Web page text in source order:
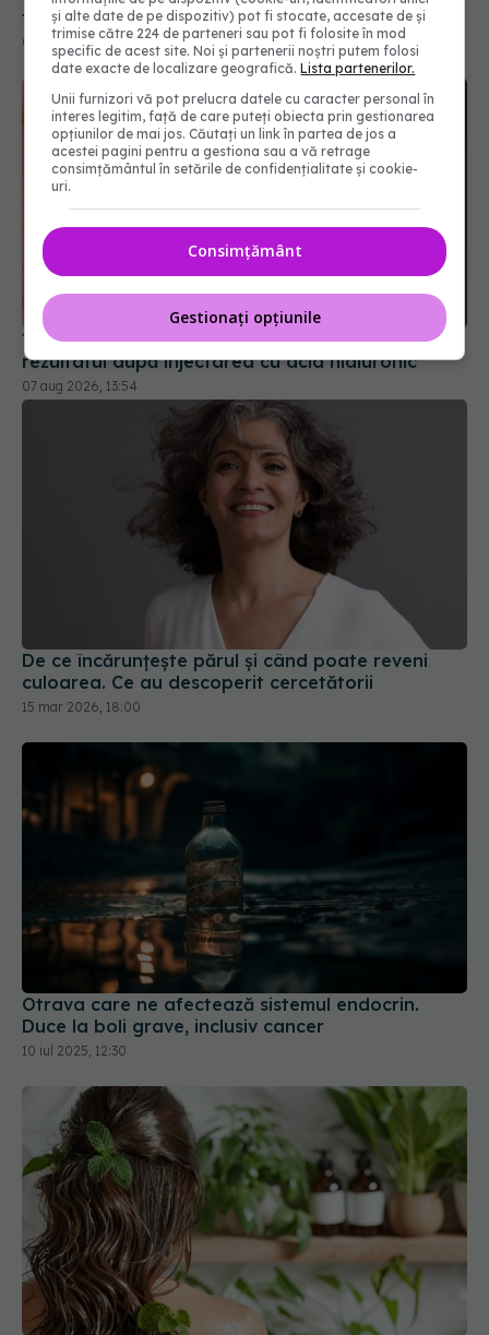
tenului
08 apr 2026, 16:34
Ți-ai mărit buzele? Cele 4 greșeli care pot strica
rezultatul după injectarea cu acid hialuronic
07 aug 2026, 13:54
De ce încărunțește părul și când poate reveni
culoarea. Ce au descoperit cercetătorii
15 mar 2026, 18:00
Otrava care ne afectează sistemul endocrin.
Duce la boli grave, inclusiv cancer
10 iul 2025, 12:30
și alte date de pe dispozitiv) pot fi stocate, accesate de și
trimise către 224 de parteneri sau pot fi folosite în mod
specific de acest site. Noi și partenerii noștri putem folosi
date exacte de localizare geografică.Lista partenerilor.
Unii furnizori vă pot prelucra datele cu caracter personal în
interes legitim, față de care puteți obiecta prin gestionarea
opțiunilor de mai jos. Căutați un link în partea de jos a
acestei pagini pentru a gestiona sau a vă retrage
consimțământul în setările de confidențialitate și cookie-
uri.
Consimțământ
Gestionați opțiunile